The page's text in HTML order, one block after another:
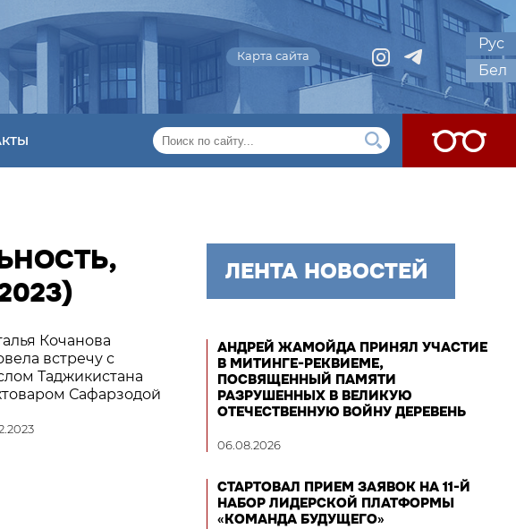
Карта сайта
Рус
Бел
Кочанова
встречу с
Таджикистана
Сафарзодой
ЛЕНТА НОВОСТЕЙ
АНДРЕЙ ЖАМОЙДА ПРИНЯЛ УЧАСТИЕ
В МИТИНГЕ-РЕКВИЕМЕ,
ПОСВЯЩЕННЫЙ ПАМЯТИ
РАЗРУШЕННЫХ В ВЕЛИКУЮ
ОТЕЧЕСТВЕННУЮ ВОЙНУ ДЕРЕВЕНЬ
06.08.2026
СТАРТОВАЛ ПРИЕМ ЗАЯВОК НА 11-Й
НАБОР ЛИДЕРСКОЙ ПЛАТФОРМЫ
«КОМАНДА БУДУЩЕГО»